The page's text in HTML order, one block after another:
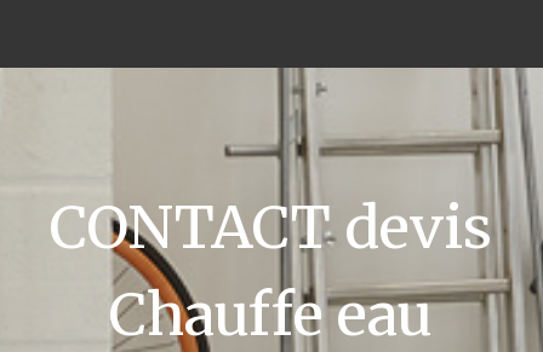
CONTACT devis
Chauffe eau